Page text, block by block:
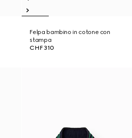
Felpa bambino in cotone con
stampa
CHF 310